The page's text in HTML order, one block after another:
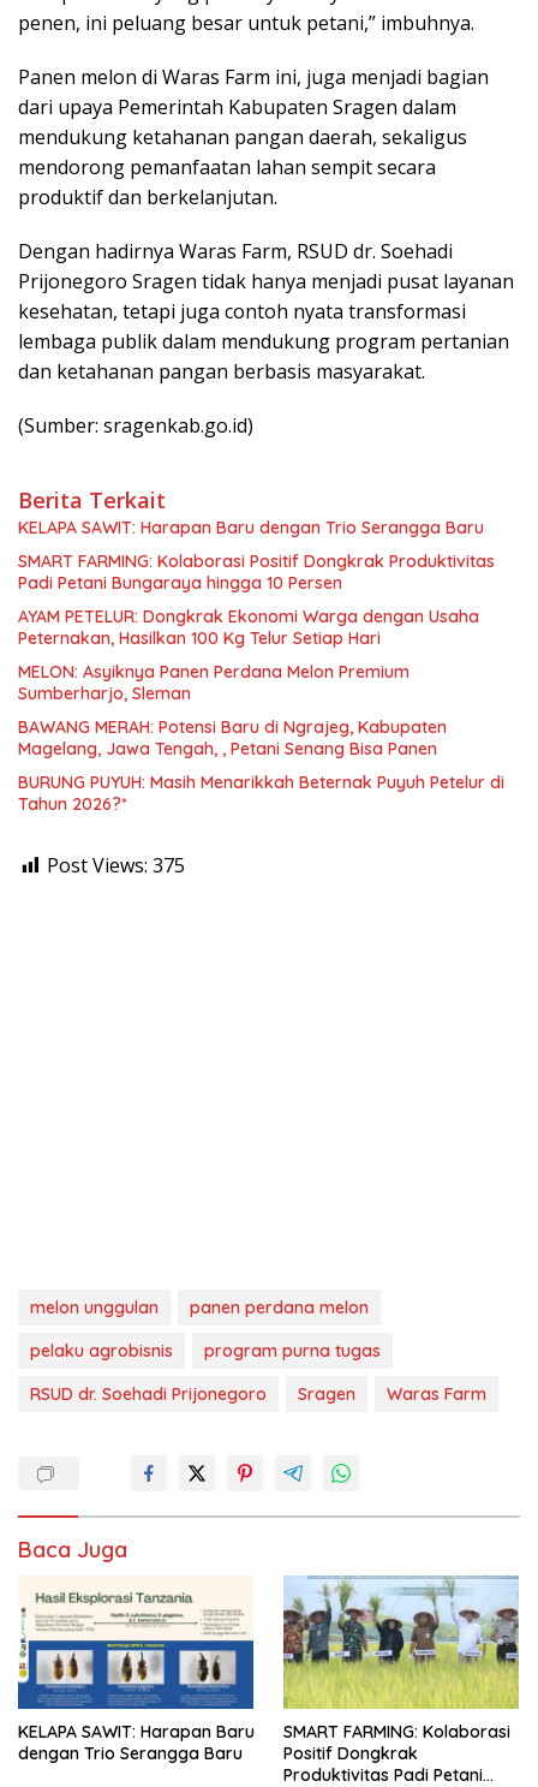
penen, ini peluang besar untuk petani,” imbuhnya.
Panen melon di Waras Farm ini, juga menjadi bagian
dari upaya Pemerintah Kabupaten Sragen dalam
mendukung ketahanan pangan daerah, sekaligus
mendorong pemanfaatan lahan sempit secara
produktif dan berkelanjutan.
Dengan hadirnya Waras Farm, RSUD dr. Soehadi
Prijonegoro Sragen tidak hanya menjadi pusat layanan
kesehatan, tetapi juga contoh nyata transformasi
lembaga publik dalam mendukung program pertanian
dan ketahanan pangan berbasis masyarakat.
(Sumber: sragenkab.go.id)
Berita Terkait
KELAPA SAWIT: Harapan Baru dengan Trio Serangga Baru
SMART FARMING: Kolaborasi Positif Dongkrak Produktivitas
Padi Petani Bungaraya hingga 10 Persen
AYAM PETELUR: Dongkrak Ekonomi Warga dengan Usaha
Peternakan, Hasilkan 100 Kg Telur Setiap Hari
MELON: Asyiknya Panen Perdana Melon Premium
Sumberharjo, Sleman
BAWANG MERAH: Potensi Baru di Ngrajeg, Kabupaten
Magelang, Jawa Tengah, , Petani Senang Bisa Panen
BURUNG PUYUH: Masih Menarikkah Beternak Puyuh Petelur di
Tahun 2026?*
Post Views: 375
melon unggulan
panen perdana melon
pelaku agrobisnis
program purna tugas
RSUD dr. Soehadi Prijonegoro
Sragen Waras Farm
Baca Juga
KELAPA SAWIT: Harapan Baru
dengan Trio Serangga Baru
SMART FARMING: Kolaborasi
Positif Dongkrak
Produktivitas Padi Petani